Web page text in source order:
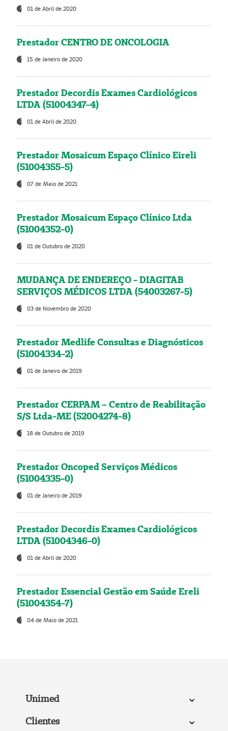
01 de Abril de 2020
Prestador CENTRO DE ONCOLOGIA
15 de Janeiro de 2020
Prestador Decordis Exames Cardiológicos
LTDA (51004347-4)
01 de Abril de 2020
Prestador Mosaicum Espaço Clínico Eireli
(51004355-5)
07 de Maio de 2021
Prestador Mosaicum Espaço Clínico Ltda
(51004352-0)
01 de Outubro de 2020
MUDANÇA DE ENDEREÇO - DIAGITAB
SERVIÇOS MÉDICOS LTDA (54003267-5)
03 de Novembro de 2020
Prestador Medlife Consultas e Diagnósticos
(51004334-2)
01 de Janeiro de 2019
Prestador CERPAM – Centro de Reabilitação
S/S Ltda-ME (52004274-8)
18 de Outubro de 2019
Prestador Oncoped Serviços Médicos
(51004335-0)
01 de Janeiro de 2019
Prestador Decordis Exames Cardiológicos
LTDA (51004346-0)
01 de Abril de 2020
Prestador Essencial Gestão em Saúde Ereli
(51004354-7)
04 de Maio de 2021
Unimed
Clientes